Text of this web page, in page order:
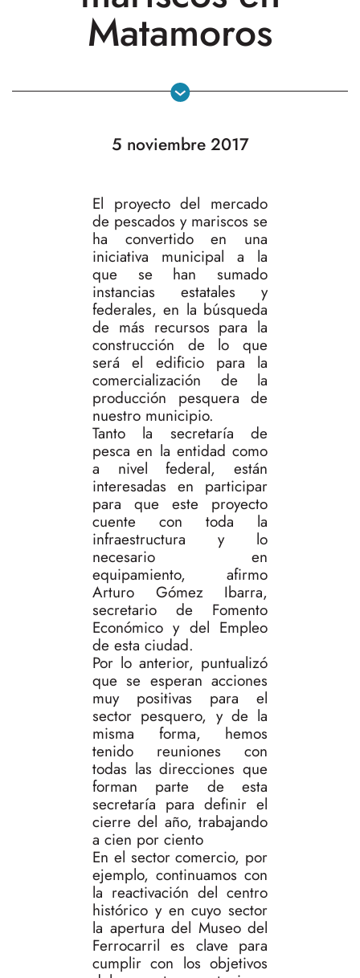
Matamoros
5 noviembre 2017
El proyecto del mercado
de pescados y mariscos se
ha convertido en una
iniciativa municipal a la
que se han sumado
instancias estatales y
federales, en la búsqueda
de más recursos para la
construcción de lo que
será el edificio para la
comercialización de la
producción pesquera de
nuestro municipio.
Tanto la secretaría de
pesca en la entidad como
a nivel federal, están
interesadas en participar
para que este proyecto
cuente con toda la
infraestructura y lo
necesario en
equipamiento, afirmo
Arturo Gómez Ibarra,
secretario de Fomento
Económico y del Empleo
de esta ciudad.
Por lo anterior, puntualizó
que se esperan acciones
muy positivas para el
sector pesquero, y de la
misma forma, hemos
tenido reuniones con
todas las direcciones que
forman parte de esta
secretaría para definir el
cierre del año, trabajando
a cien por ciento
En el sector comercio, por
ejemplo, continuamos con
la reactivación del centro
histórico y en cuyo sector
la apertura del Museo del
Ferrocarril es clave para
cumplir con los objetivos